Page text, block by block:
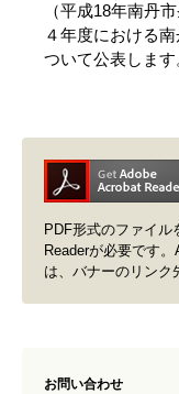
（平成18年南丹
４年度における
ついて公表します
PDF形式のファイル
Readerが必要です
は、バナーのリンク
お問い合わせ